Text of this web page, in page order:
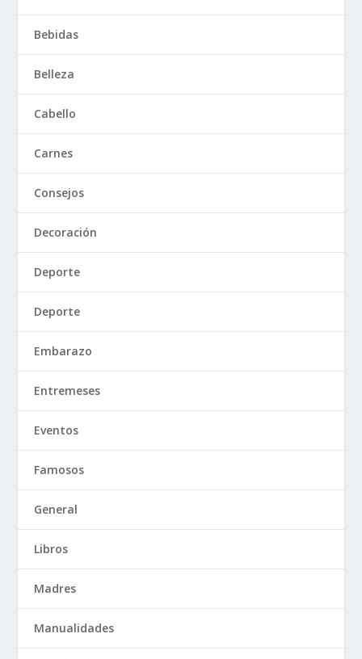
Bebidas
Belleza
Cabello
Carnes
Consejos
Decoración
Deporte
Deporte
Embarazo
Entremeses
Eventos
Famosos
General
Libros
Madres
Manualidades